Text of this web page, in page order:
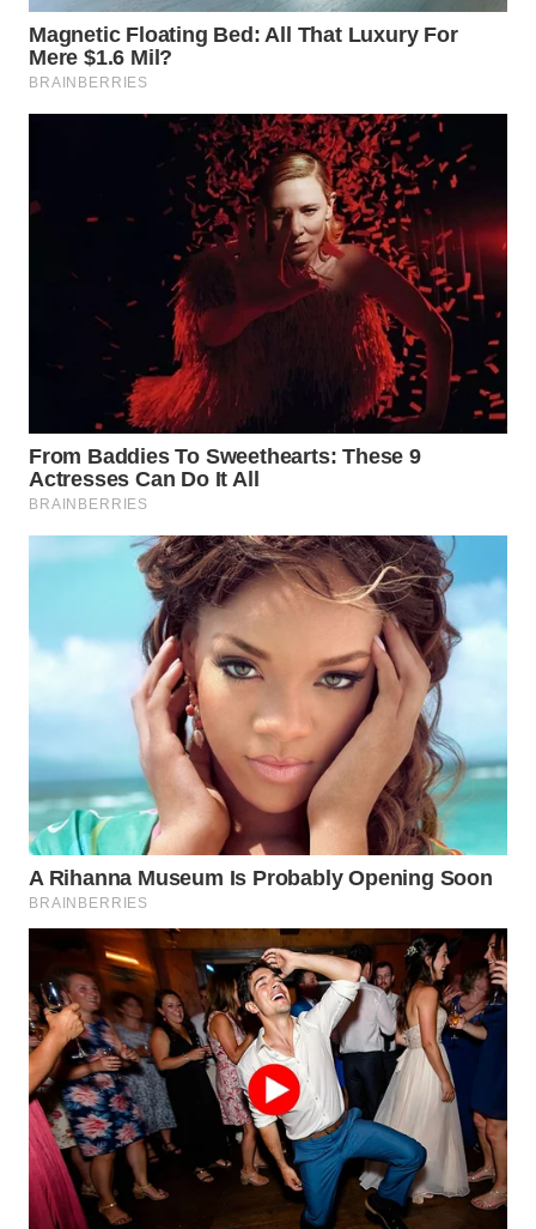
WN
INDRAMAYU
WN
SUBANG
SUKABUMI
WN
PURWAKARTA
SEMARANG
WN
SOLO
WN
BOROBUDUR
WN
MADURA
WN
SURABAYA
WN
NATUNA
WN